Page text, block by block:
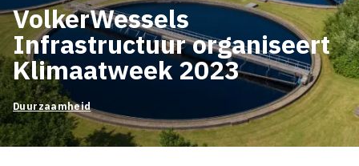
VolkerWessels
Infrastructuur organiseert
Klimaatweek 2023
Duurzaamheid